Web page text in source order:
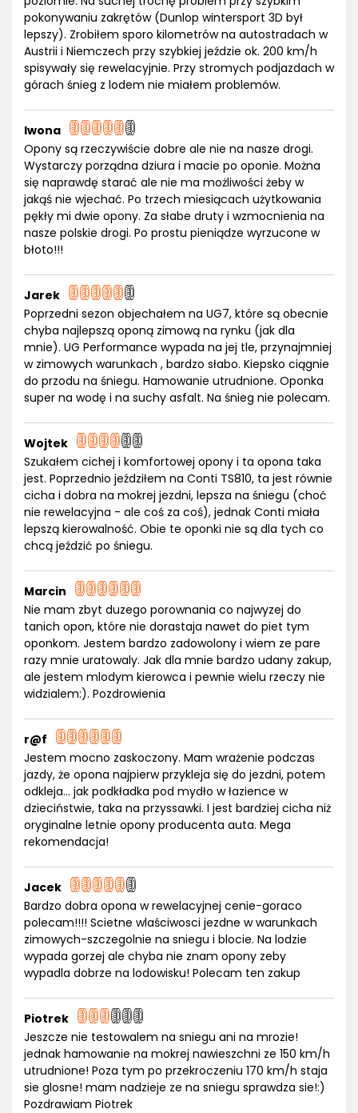
pokonywaniu zakrętów (Dunlop wintersport 3D był
lepszy). Zrobiłem sporo kilometrów na autostradach w
Austrii i Niemczech przy szybkiej jeździe ok. 200 km/h
spisywały się rewelacyjnie. Przy stromych podjazdach w
górach śnieg z lodem nie miałem problemów.
Iwona
Opony są rzeczywiście dobre ale nie na nasze drogi.
Wystarczy porządna dziura i macie po oponie. Można
się naprawdę starać ale nie ma możliwości żeby w
jakąś nie wjechać. Po trzech miesiącach użytkowania
pękły mi dwie opony. Za słabe druty i wzmocnienia na
nasze polskie drogi. Po prostu pieniądze wyrzucone w
błoto!!!
Jarek
Poprzedni sezon objechałem na UG7, które są obecnie
chyba najlepszą oponą zimową na rynku (jak dla
mnie). UG Performance wypada na jej tle, przynajmniej
w zimowych warunkach , bardzo słabo. Kiepsko ciągnie
do przodu na śniegu. Hamowanie utrudnione. Oponka
super na wodę i na suchy asfalt. Na śnieg nie polecam.
Wojtek
Szukałem cichej i komfortowej opony i ta opona taka
jest. Poprzednio jeździłem na Conti TS810, ta jest równie
cicha i dobra na mokrej jezdni, lepsza na śniegu (choć
nie rewelacyjna - ale coś za coś), jednak Conti miała
lepszą kierowalność. Obie te oponki nie są dla tych co
chcą jeździć po śniegu.
Marcin
Nie mam zbyt duzego porownania co najwyzej do
tanich opon, które nie dorastaja nawet do piet tym
oponkom. Jestem bardzo zadowolony i wiem ze pare
razy mnie uratowaly. Jak dla mnie bardzo udany zakup,
ale jestem mlodym kierowca i pewnie wielu rzeczy nie
widzialem:). Pozdrowienia
r@f
Jestem mocno zaskoczony. Mam wrażenie podczas
jazdy, że opona najpierw przykleja się do jezdni, potem
odkleja... jak podkładka pod mydło w łazience w
dzieciństwie, taka na przyssawki. I jest bardziej cicha niż
oryginalne letnie opony producenta auta. Mega
rekomendacja!
Jacek
Bardzo dobra opona w rewelacyjnej cenie-goraco
polecam!!!! Scietne wlaściwosci jezdne w warunkach
zimowych-szczegolnie na sniegu i blocie. Na lodzie
wypada gorzej ale chyba nie znam opony zeby
wypadla dobrze na lodowisku! Polecam ten zakup
Piotrek
Jeszcze nie testowalem na sniegu ani na mrozie!
jednak hamowanie na mokrej nawieszchni ze 150 km/h
utrudnione! Poza tym po przekroczeniu 170 km/h staja
sie glosne! mam nadzieje ze na sniegu sprawdza sie!:)
Pozdrawiam Piotrek